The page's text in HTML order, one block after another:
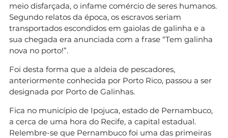
meio disfarçada, o infame comércio de seres humanos.
Segundo relatos da época, os escravos seriam
transportados escondidos em gaiolas de galinha e a
sua chegada era anunciada com a frase “Tem galinha
nova no porto!”.
Foi desta forma que a aldeia de pescadores,
anteriormente conhecida por Porto Rico, passou a ser
designada por Porto de Galinhas.
Fica no município de Ipojuca, estado de Pernambuco,
a cerca de uma hora do Recife, a capital estadual.
Relembre-se que Pernambuco foi uma das primeiras